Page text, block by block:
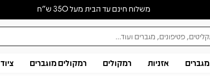
משלוח חינם עד הבית מעל 350 ש״ח
מגברים אזניות רמקולים רמקולים מוגברים